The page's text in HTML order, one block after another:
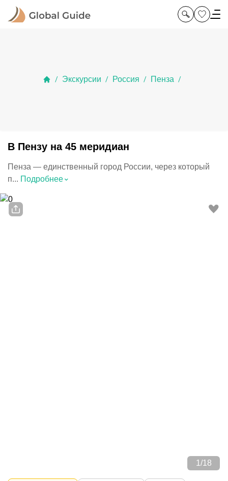
/ Экскурсии / Россия / Пенза /
В Пензу на 45 меридиан
Пенза — единственный город России, через который
п... Подробнее⌃
1 /18